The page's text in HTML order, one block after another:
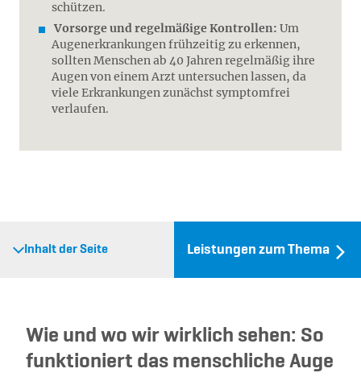
schützen.
Vorsorge und regelmäßige Kontrollen: Um
Augenerkrankungen frühzeitig zu erkennen,
sollten Menschen ab 40 Jahren regelmäßig ihre
Augen von einem Arzt untersuchen lassen, da
viele Erkrankungen zunächst symptomfrei
verlaufen.
Inhalt der Seite Leistungen zum Thema
Wie und wo wir wirklich sehen: So
funktioniert das menschliche Auge